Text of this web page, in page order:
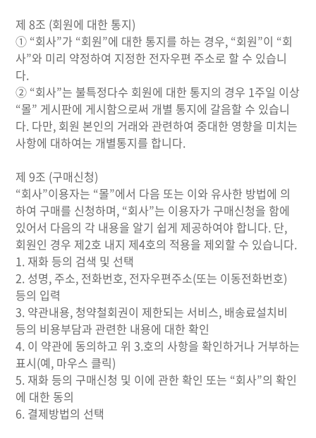
제 8조 (회원에 대한 통지)
① “회사”가 “회원”에 대한 통지를 하는 경우, “회원”이 “회
사”와 미리 약정하여 지정한 전자우편 주소로 할 수 있습니
다.
② “회사”는 불특정다수 회원에 대한 통지의 경우 1주일 이상
“몰” 게시판에 게시함으로써 개별 통지에 갈음할 수 있습니
다. 다만, 회원 본인의 거래와 관련하여 중대한 영향을 미치는
사항에 대하여는 개별통지를 합니다.
제 9조 (구매신청)
“회사”이용자는 “몰”에서 다음 또는 이와 유사한 방법에 의
하여 구매를 신청하며, “회사”는 이용자가 구매신청을 함에
있어서 다음의 각 내용을 알기 쉽게 제공하여야 합니다. 단,
회원인 경우 제2호 내지 제4호의 적용을 제외할 수 있습니다.
1. 재화 등의 검색 및 선택
2. 성명, 주소, 전화번호, 전자우편주소(또는 이동전화번호)
등의 입력
3. 약관내용, 청약철회권이 제한되는 서비스, 배송료설치비
등의 비용부담과 관련한 내용에 대한 확인
4. 이 약관에 동의하고 위 3.호의 사항을 확인하거나 거부하는
표시(예, 마우스 클릭)
5. 재화 등의 구매신청 및 이에 관한 확인 또는 “회사”의 확인
에 대한 동의
6. 결제방법의 선택